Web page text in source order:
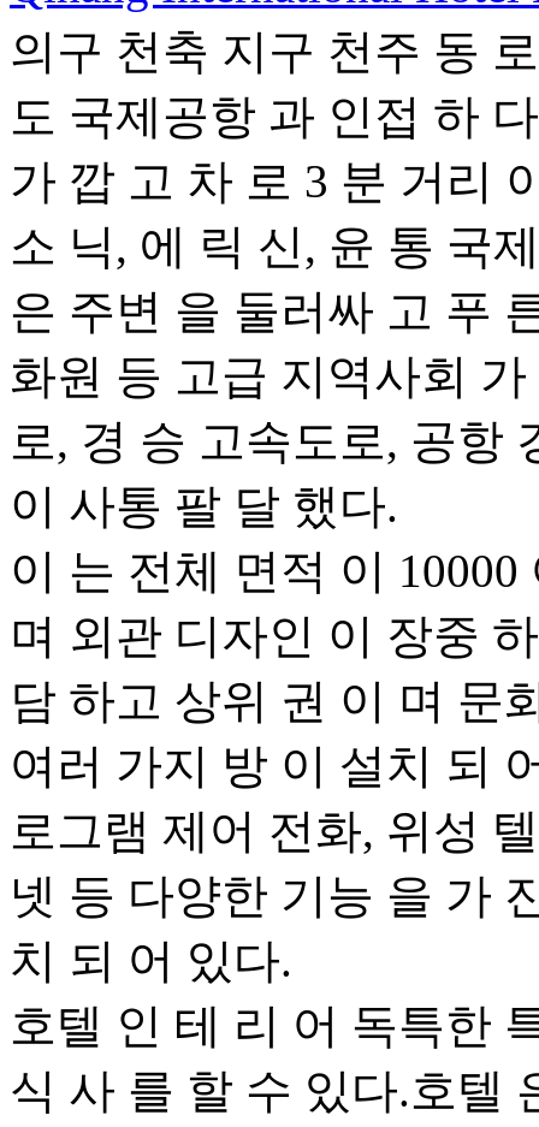
의구 천축 지구 천주 동
도 국제공항 과 인접 하
가 깝 고 차 로 3 분 거리
소 닉, 에 릭 신, 윤 통 국
은 주변 을 둘러싸 고 푸
화원 등 고급 지역사회
로, 경 승 고속도로, 공항
이 사통 팔 달 했다.
이 는 전체 면적 이
며 외관 디자인 이 장중
담 하고 상위 권 이 며 문
여러 가지 방 이 설치 되
로그램 제어 전화, 위성
넷 등 다양한 기능 을 가
치 되 어 있다.
호텔 인 테 리 어 독특한
식 사 를 할 수 있다.호텔